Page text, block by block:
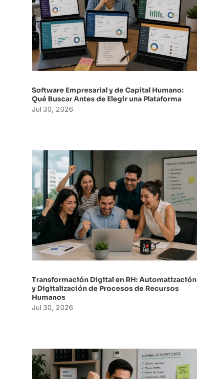
Software Empresarial y de Capital Humano:
Qué Buscar Antes de Elegir una Plataforma
Jul 30, 2026
Transformación Digital en RH: Automatización
y Digitalización de Procesos de Recursos
Humanos
Jul 30, 2026